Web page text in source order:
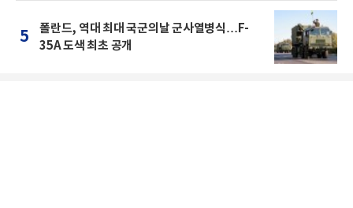
5
폴란드, 역대 최대 국군의날 군사열병식…F-
35A 도색 최초 공개